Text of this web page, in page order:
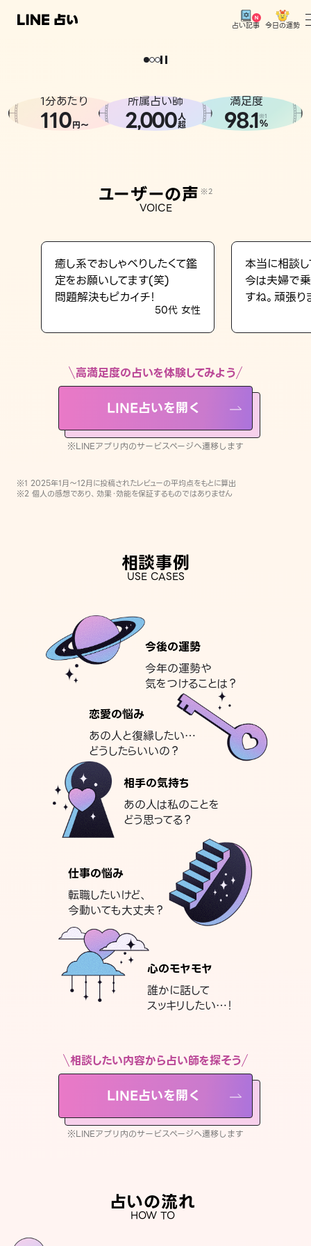
占い記事 今日の運勢
相談事例
占い記事
LINE占いを開く
※LINEアプリ内のサービスページへ遷移します
どうせなら
。
1分あたり
110円〜
所属占い師
2,000人
超
満足度
98.1※1
%
ユーザーの声 ※2
VOICE
癒し系でおしゃべりしたくて鑑
定をお願いしてます(笑)
問題解決もピカイチ！
50代 女性
本当に相談し
今は夫婦で
すね。頑張り
高満足度の占いを体験してみよう
LINE占いを開く
※LINEアプリ内のサービスページへ遷移します
※1 2025年1月〜12月に投稿されたレビューの平均点をもとに算出
※2 個人の感想であり、効果・効能を保証するものではありません
相談事例
USE CASES
今後の運勢
今年の運勢や
気をつけることは？
恋愛の悩み
あの人と復縁したい…
どうしたらいいの？
相手の気持ち
あの人は私のことを
どう思ってる？
仕事の悩み
転職したいけど、
今動いても大丈夫？
心のモヤモヤ
誰かに話して
スッキリしたい…！
相談したい内容から占い師を探そう
LINE占いを開く
※LINEアプリ内のサービスページへ遷移します
占いの流れ
HOW TO